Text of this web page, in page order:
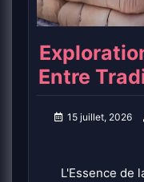
Entre
15 juillet, 2026
L'Essence de